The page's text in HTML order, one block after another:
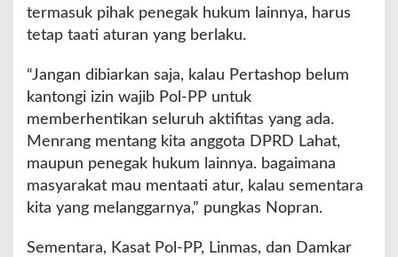
termasuk pihak penegak hukum lainnya, harus
tetap taati aturan yang berlaku.
“Jangan dibiarkan saja, kalau Pertashop belum
kantongi izin wajib Pol-PP untuk
memberhentikan seluruh aktifitas yang ada.
Menrang mentang kita anggota DPRD Lahat,
maupun penegak hukum lainnya. bagaimana
masyarakat mau mentaati atur, kalau sementara
kita yang melanggarnya,” pungkas Nopran.
Sementara, Kasat Pol-PP, Linmas, dan Damkar